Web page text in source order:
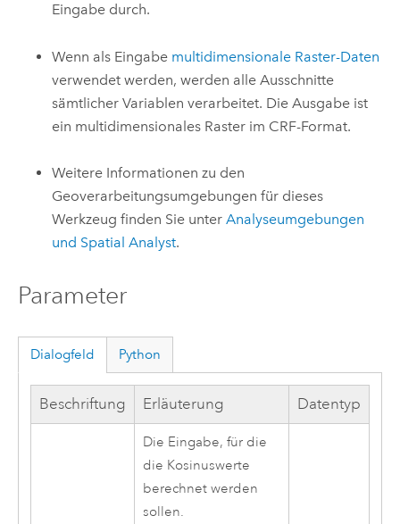
Eingabe durch.
Wenn als Eingabe multidimensionale Raster-Daten
verwendet werden, werden alle Ausschnitte
sämtlicher Variablen verarbeitet. Die Ausgabe ist
ein multidimensionales Raster im CRF-Format.
Weitere Informationen zu den
Geoverarbeitungsumgebungen für dieses
Werkzeug finden Sie unterAnalyseumgebungen
und Spatial Analyst.
Parameter
Dialogfeld Python
Beschriftung Erläuterung Datentyp
Die Eingabe, für die
die Kosinuswerte
berechnet werden
sollen.